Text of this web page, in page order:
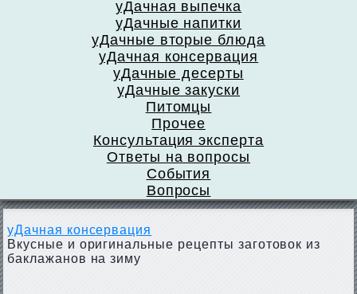
уДачная выпечка
уДачные напитки
уДачные вторые блюда
уДачная консервация
уДачные десерты
уДачные закуски
Питомцы
Прочее
Консультация эксперта
Ответы на вопросы
События
Вопросы
уДачная консервация
Вкусные и оригинальные рецепты заготовок из
баклажанов на зиму